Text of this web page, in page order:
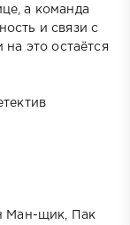
а команда
и связи с
на это остаётся
Ман-щик, Пак